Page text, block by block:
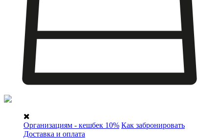
Организациям - кешбек 10% Как забронировать
Доставка и оплата